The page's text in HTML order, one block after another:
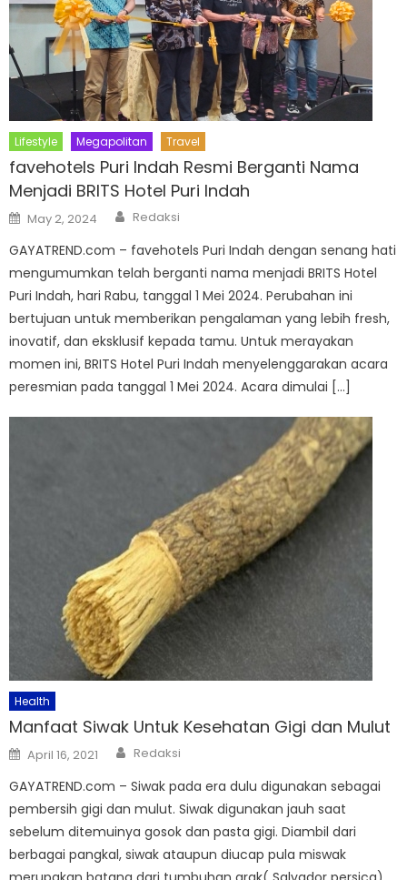
Lifestyle Megapolitan Travel
favehotels Puri Indah Resmi Berganti Nama
Menjadi BRITS Hotel Puri Indah
Posted
on
May 2, 2024 Author
Redaksi
GAYATREND.com – favehotels Puri Indah dengan senang hati
mengumumkan telah berganti nama menjadi BRITS Hotel
Puri Indah, hari Rabu, tanggal 1 Mei 2024. Perubahan ini
bertujuan untuk memberikan pengalaman yang lebih fresh,
inovatif, dan eksklusif kepada tamu. Untuk merayakan
momen ini, BRITS Hotel Puri Indah menyelenggarakan acara
peresmian pada tanggal 1 Mei 2024. Acara dimulai […]
Health
Manfaat Siwak Untuk Kesehatan Gigi dan Mulut
Posted
on
April 16, 2021 Author
Redaksi
GAYATREND.com – Siwak pada era dulu digunakan sebagai
pembersih gigi dan mulut. Siwak digunakan jauh saat
sebelum ditemuinya gosok dan pasta gigi. Diambil dari
berbagai pangkal, siwak ataupun diucap pula miswak